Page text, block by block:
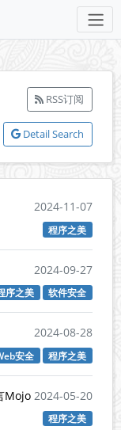
RSS订阅
Detail Search
2024-11-07
程序之美
2024-09-27
序之美 软件安全
2024-08-28
安全 程序之美
Mojo 2024-05-20
程序之美